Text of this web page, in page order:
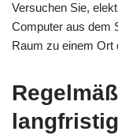
Versuchen Sie,
Computer aus dem
Raum zu einem Ort